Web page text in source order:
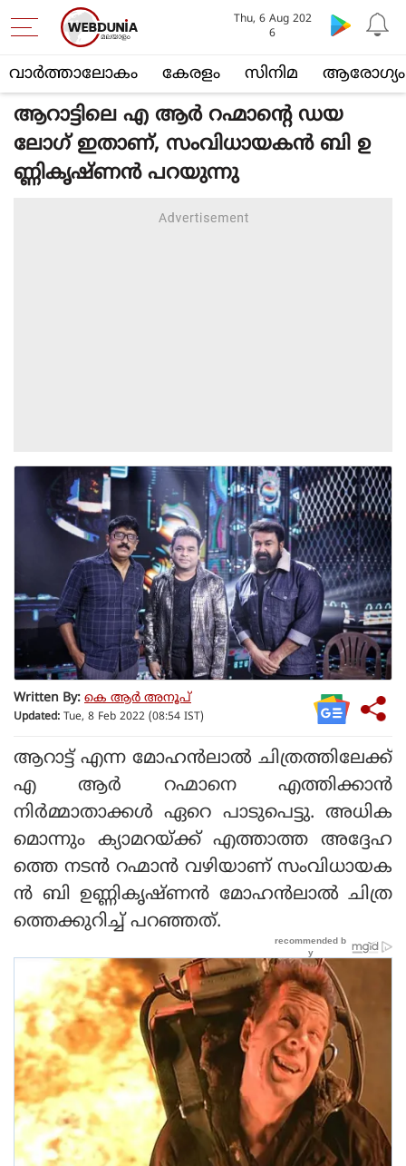
വാര്‍ത്താലോകം കേരളം സിനിമ ആരോഗ്യം
Thu, 6 Aug 202
6
ആറാട്ടിലെ എ ആര്‍ റഹ്മാന്റെ ഡയ
ലോഗ് ഇതാണ്, സംവിധായകന്‍ ബി ഉ
ണ്ണികൃഷ്ണന്‍ പറയുന്നു
Written By: കെ ആര്‍ അനൂപ്
Updated: Tue, 8 Feb 2022 (08:54 IST)
ആറാട്ട് എന്ന മോഹന്‍ലാല്‍ ചിത്രത്തിലേക്ക്
എ ആര്‍ റഹ്മാനെ എത്തിക്കാന്‍
നിര്‍മ്മാതാക്കള്‍ ഏറെ പാടുപെട്ടു. അധിക
മൊന്നും ക്യാമറയ്ക്ക് എത്താത്ത അദ്ദേഹ
ത്തെ നടന്‍ റഹ്മാന്‍ വഴിയാണ് സംവിധായക
ന്‍ ബി ഉണ്ണികൃഷ്ണന്‍ മോഹന്‍ലാല്‍ ചിത്ര
ത്തെക്കുറിച്ച് പറഞ്ഞത്.